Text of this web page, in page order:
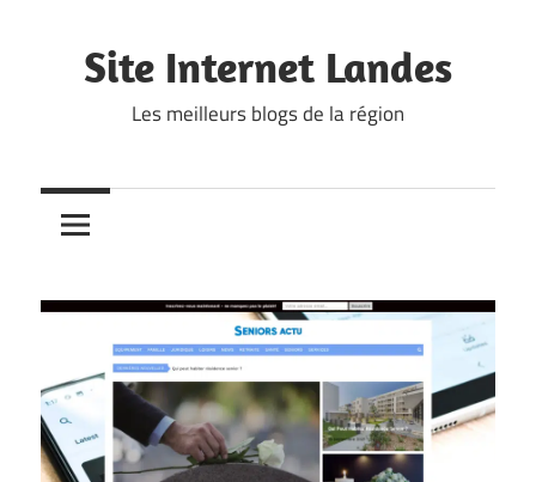
contentSite Internet Landes
Les meilleurs blogs de la région